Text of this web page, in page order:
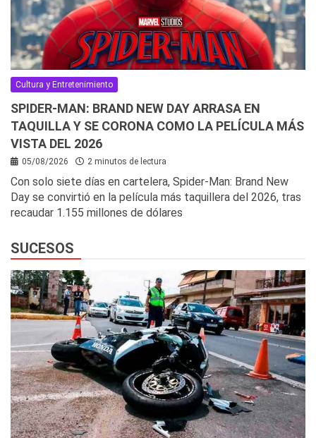
Cultura y Entretenimiento
SPIDER-MAN: BRAND NEW DAY ARRASA EN
TAQUILLA Y SE CORONA COMO LA PELÍCULA MÁS
VISTA DEL 2026
05/08/2026 2 minutos de lectura
Con solo siete días en cartelera, Spider-Man: Brand New
Day se convirtió en la película más taquillera del 2026, tras
recaudar 1.155 millones de dólares
SUCESOS